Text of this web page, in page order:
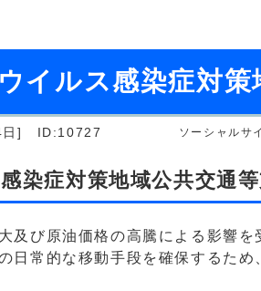
イルス感染症対
] ID:10727 ソーシャルサ
染症対策地域公共交通
び原油価格の高騰による影響
日常的な移動手段を確保するた